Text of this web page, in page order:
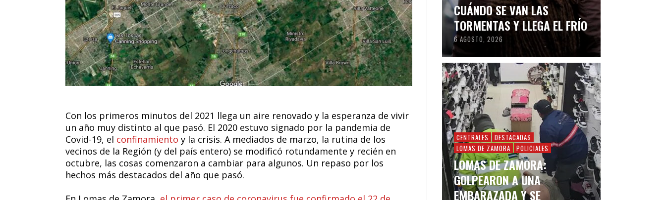
Con los primeros minutos del 2021 llega un aire renovado y la esperanza de vivir
un año muy distinto al que pasó. El 2020 estuvo signado por la pandemia de
Covid-19, el confinamiento y la crisis. A mediados de marzo, la rutina de los
vecinos de la Región (y del país entero) se modificó rotundamente y recién en
octubre, las cosas comenzaron a cambiar para algunos. Un repaso por los
hechos más destacados del año que pasó.
CUÁNDO SE VAN LAS
TORMENTAS Y LLEGA EL FRÍO
6 AGOSTO, 2026
CENTRALES
DESTACADAS
LOMAS DE ZAMORA
POLICIALES
LOMAS DE ZAMORA:
GOLPEARON A UNA
EMBARAZADA Y SE